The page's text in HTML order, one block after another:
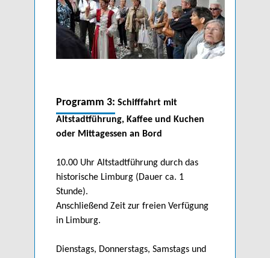
Programm 3: Schifffahrt mit
Altstadtführung, Kaffee und Kuchen
oder Mittagessen an Bord
10.00 Uhr Altstadtführung durch das
historische Limburg (Dauer ca. 1
Stunde).
Anschließend Zeit zur freien Verfügung
in Limburg.
Dienstags, Donnerstags, Samstags und